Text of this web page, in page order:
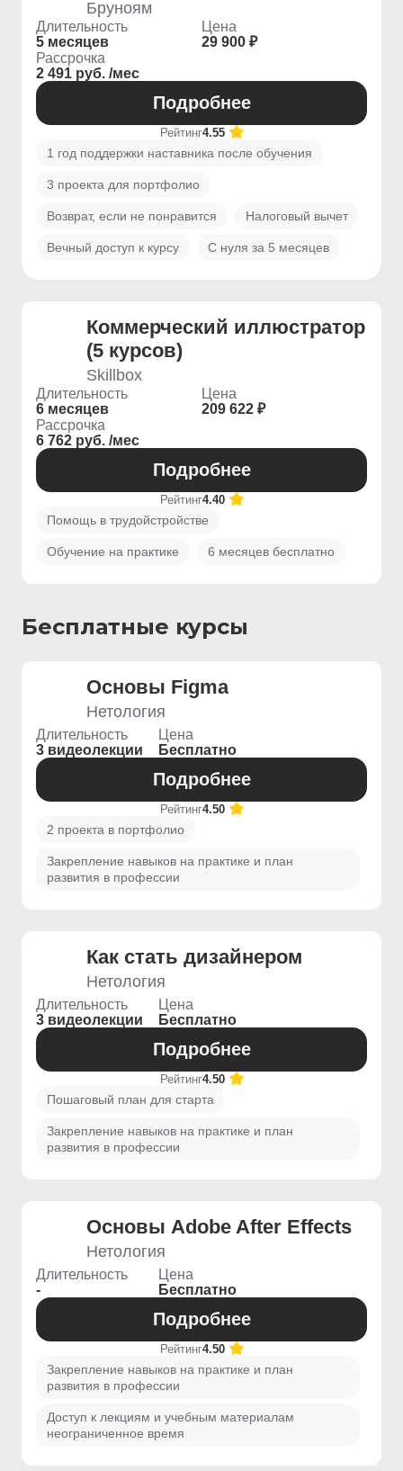
Бруноям
Длительность
5 месяцев
Цена
29 900 ₽
Рассрочка
2 491 руб. /мес
Подробнее
Рейтинг4.55
1 год поддержки наставника после обучения
3 проекта для портфолио
Возврат, если не понравится Налоговый вычет
Вечный доступ к курсу С нуля за 5 месяцев
Коммерческий иллюстратор
(5 курсов)
Skillbox
Длительность
6 месяцев
Цена
209 622 ₽
Рассрочка
6 762 руб. /мес
Подробнее
Рейтинг4.40
Помощь в трудойстройстве
Обучение на практике 6 месяцев бесплатно
Бесплатные курсы
Основы Figma
Нетология
Длительность
3 видеолекции
Цена
Бесплатно
Подробнее
Рейтинг4.50
2 проекта в портфолио
Закрепление навыков на практике и план
развития в профессии
Как стать дизайнером
Нетология
Длительность
3 видеолекции
Цена
Бесплатно
Подробнее
Рейтинг4.50
Пошаговый план для старта
Закрепление навыков на практике и план
развития в профессии
Основы Adobe After Effects
Нетология
Длительность
-
Цена
Бесплатно
Подробнее
Рейтинг4.50
Закрепление навыков на практике и план
развития в профессии
Доступ к лекциям и учебным материалам
неограниченное время